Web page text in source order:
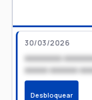
30/03/2026
xxxxxxxx
xxxxx xxxxxx
Desbloquear